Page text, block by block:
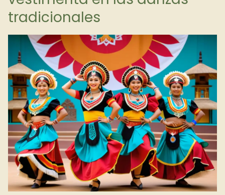
tradicionales